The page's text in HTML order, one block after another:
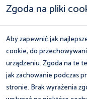
innego pracodawcy –
pracowników z
przysługującego
ekwiwalent
Zgoda na pliki
Aby zapewnić jak
cookie, do
urządzeniu. Zgoda na te
jak zachowanie podczas
stronie. Brak wyrażenia